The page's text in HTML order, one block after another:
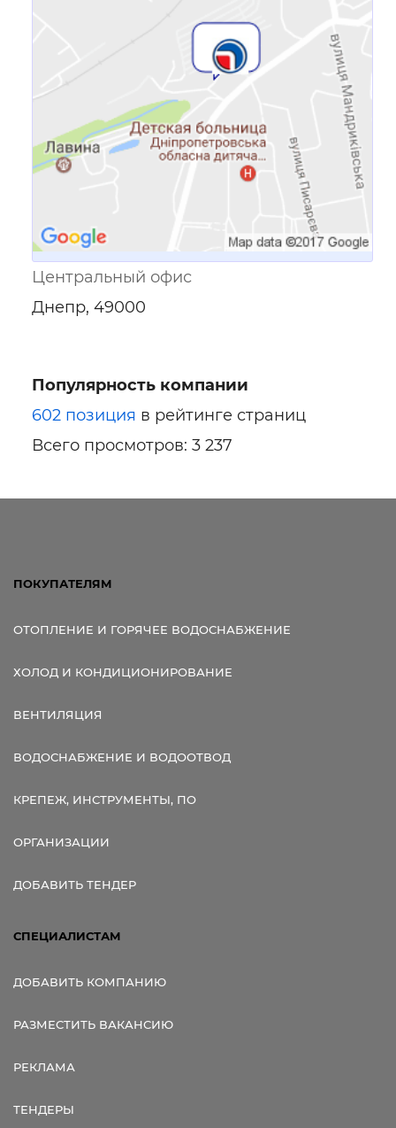
Ссылка для мобильных устройств
Центральный офис
Днепр, 49000
Популярность компании
602 позиция в рейтинге страниц
Всего просмотров: 3 237
ПОКУПАТЕЛЯМ
ОТОПЛЕНИЕ И ГОРЯЧЕЕ ВОДОСНАБЖЕНИЕ
ХОЛОД И КОНДИЦИОНИРОВАНИЕ
ВЕНТИЛЯЦИЯ
ВОДОСНАБЖЕНИЕ И ВОДООТВОД
КРЕПЕЖ, ИНСТРУМЕНТЫ, ПО
ОРГАНИЗАЦИИ
ДОБАВИТЬ ТЕНДЕР
СПЕЦИАЛИСТАМ
ДОБАВИТЬ КОМПАНИЮ
РАЗМЕСТИТЬ ВАКАНСИЮ
РЕКЛАМА
ТЕНДЕРЫ